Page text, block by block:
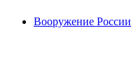
Вооружение России